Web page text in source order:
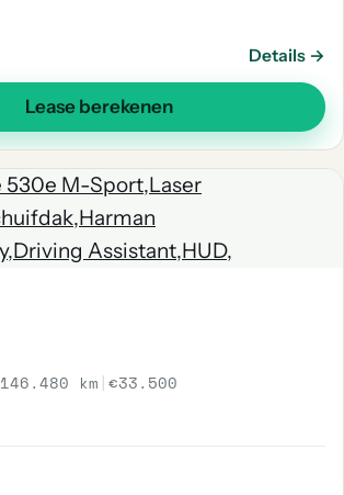
Details →
Lease berekenen
146.480 km |€33.500